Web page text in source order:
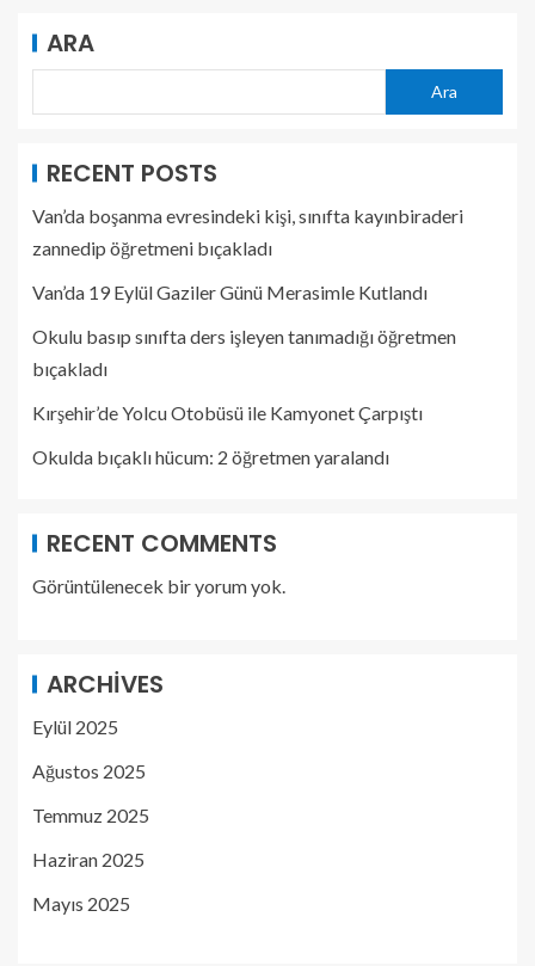
ARA
Ara
RECENT POSTS
Van’da boşanma evresindeki kişi, sınıfta kayınbiraderi
zannedip öğretmeni bıçakladı
Van’da 19 Eylül Gaziler Günü Merasimle Kutlandı
Okulu basıp sınıfta ders işleyen tanımadığı öğretmen
bıçakladı
Kırşehir’de Yolcu Otobüsü ile Kamyonet Çarpıştı
Okulda bıçaklı hücum: 2 öğretmen yaralandı
RECENT COMMENTS
Görüntülenecek bir yorum yok.
ARCHIVES
Eylül 2025
Ağustos 2025
Temmuz 2025
Haziran 2025
Mayıs 2025